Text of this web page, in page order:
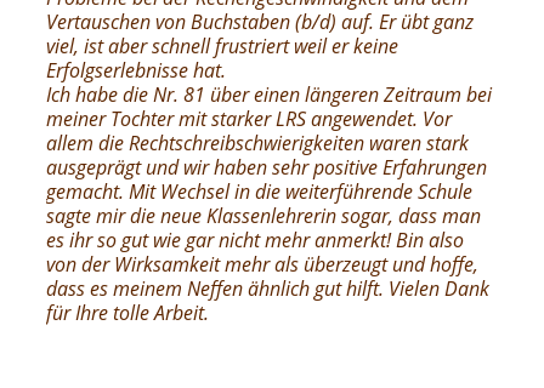
Vertauschen von Buchstaben (b/d) auf. Er übt ganz
viel, ist aber schnell frustriert weil er keine
Erfolgserlebnisse hat.
Ich habe die Nr. 81 über einen längeren Zeitraum bei
meiner Tochter mit starker LRS angewendet. Vor
allem die Rechtschreibschwierigkeiten waren stark
ausgeprägt und wir haben sehr positive Erfahrungen
gemacht. Mit Wechsel in die weiterführende Schule
sagte mir die neue Klassenlehrerin sogar, dass man
es ihr so gut wie gar nicht mehr anmerkt! Bin also
von der Wirksamkeit mehr als überzeugt und hoffe,
dass es meinem Neffen ähnlich gut hilft. Vielen Dank
für Ihre tolle Arbeit.